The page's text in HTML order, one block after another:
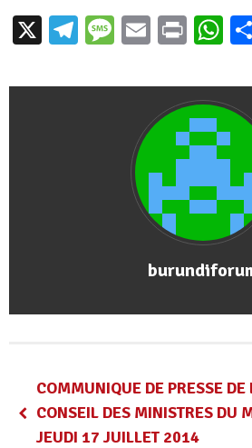
X Telegram
Message
EmailPrint
COMMUNIQUE DE PRESSE
CONSEIL DES MINISTRES DU
JEUDI 17 JUILLET 2014